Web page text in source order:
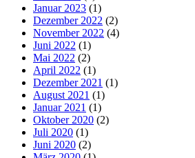
Januar 2023 (1)
Dezember 2022 (2)
November 2022 (4)
Juni 2022 (1)
Mai 2022 (2)
April 2022 (1)
Dezember 2021 (1)
August 2021 (1)
Januar 2021 (1)
Oktober 2020 (2)
Juli 2020 (1)
Juni 2020 (2)